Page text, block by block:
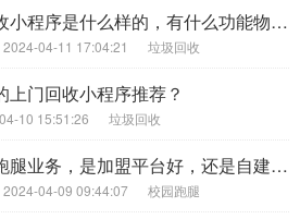
垃圾上门回收小程序是什么样的，有什么功能物特点？
2024-04-11 17:04:21 垃圾回收
上门回收小程序推荐？
10 15:51:26 垃圾回收
想做外卖、跑腿业务，是加盟平台好，还是自建外卖平台好？
2024-04-09 09:44:07 校园跑腿